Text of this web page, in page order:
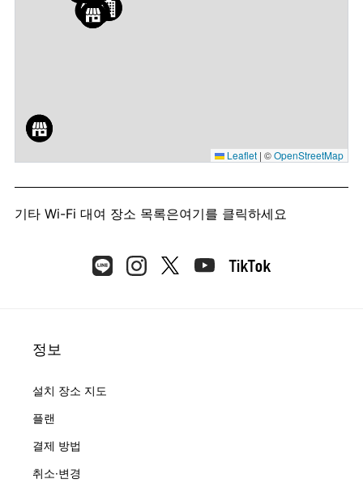
Leaflet | ©OpenStreetMap
기타 Wi-Fi 대여 장소 목록은여기를 클릭하세요
정보
설치 장소 지도
플랜
결제 방법
취소·변경